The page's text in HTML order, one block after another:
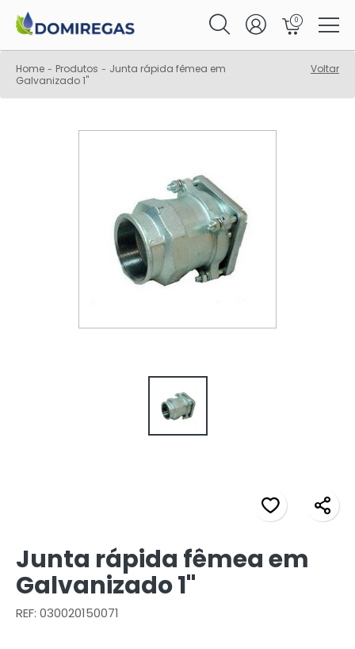
0
Home - Produtos - Junta rápida fêmea em
Galvanizado 1"
Voltar
Junta rápida fêmea em
Galvanizado 1"
REF: 030020150071